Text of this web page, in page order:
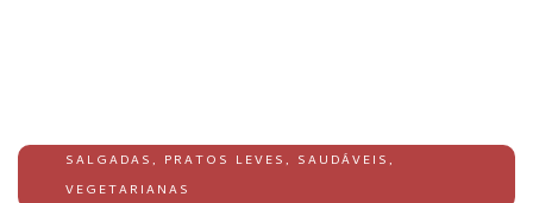
SALGADAS, PRATOS LEVES, SAUDÁVEIS,
VEGETARIANAS